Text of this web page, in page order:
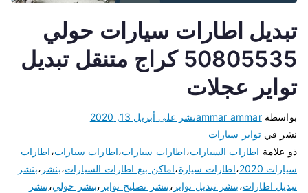
تبديل اطارات سيارات حولي
50805535 كراج متنقل تبديل
تواير عجلات
بواسطةammar ammarنشر على أبريل 13, 2020
نشر فيتواير سيارات
ذو علامة اطارات السيارات،اطارات سبارات،اطارات سيارات،اطارات
سيارات 2020
،اطارات سيارة،اماكن بيع اطارات السيارات،بنشر ،بنشر
تبديل اطارات،بنشر تبديل تواير ،بنشر تصليح تواير ،بنشر حولي،بنشر